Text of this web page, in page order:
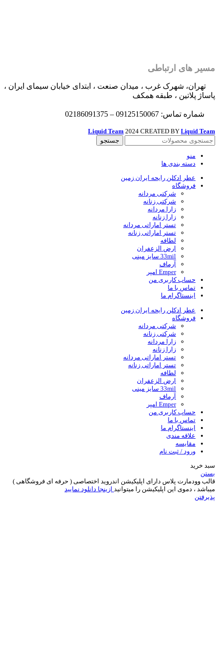
مسیر های ارتباطی
تهران، شهرک غرب ، میدان صنعت ، ابتدای خیابان سیمای ایران ،
پاساژ پلاتین ، طبقه همکف
شماره تماس: 09125150067 – 02186091375
Liquid Team 2024 CREATED BY Liquid Team
جستجو
منو
دسته بندی ها
عطر ادکلن رایحه ایران زمین
فروشگاه
شرکتی مردانه
شرکتی زنانه
زارا مردانه
زارا زنانه
تستر اماراتی مردانه
تستر اماراتی زنانه
لطافه
ارض الزعفران
33mil سایز مینی
آرماف
Emper امپر
حساب کاربری من
تماس با ما
اینستاگرام ما
عطر ادکلن رایحه ایران زمین
فروشگاه
شرکتی مردانه
شرکتی زنانه
زارا مردانه
زارا زنانه
تستر اماراتی مردانه
تستر اماراتی زنانه
لطافه
ارض الزعفران
33mil سایز مینی
آرماف
Emper امپر
حساب کاربری من
تماس با ما
اینستاگرام ما
علاقه مندی
مقایسه
ورود / ثبت نام
سبد خرید
بستن
قالب وودمارت پلاس دارای اپلیکیشن اندروید اختصاصی ( حرفه ای فروشگاهی )
میباشد ، دموی این اپلیکیشن را میتوانید ازینجا دانلود نمایید
پذیرفتن